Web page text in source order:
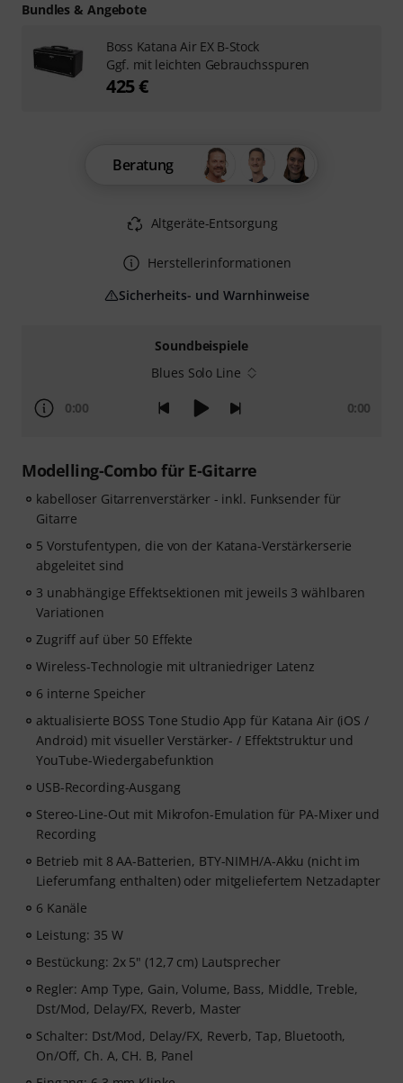
Soundbeispiele
Blues Solo Line
0:00 0:00
Modelling-Combo für E-Gitarre
kabelloser Gitarrenverstärker - inkl. Funksender für
Gitarre
5 Vorstufentypen, die von der Katana-Verstärkerserie
abgeleitet sind
3 unabhängige Effektsektionen mit jeweils 3 wählbaren
Variationen
Zugriff auf über 50 Effekte
Wireless-Technologie mit ultraniedriger Latenz
6 interne Speicher
aktualisierte BOSS Tone Studio App für Katana Air (iOS /
Android) mit visueller Verstärker- / Effektstruktur und
YouTube-Wiedergabefunktion
USB-Recording-Ausgang
Stereo-Line-Out mit Mikrofon-Emulation für PA-Mixer und
Recording
Betrieb mit 8 AA-Batterien, BTY-NIMH/A-Akku (nicht im
Lieferumfang enthalten) oder mitgeliefertem Netzadapter
6 Kanäle
Leistung: 35 W
Bestückung: 2x 5" (12,7 cm) Lautsprecher
Regler: Amp Type, Gain, Volume, Bass, Middle, Treble,
Dst/Mod, Delay/FX, Reverb, Master
Schalter: Dst/Mod, Delay/FX, Reverb, Tap, Bluetooth,
On/Off, Ch. A, CH. B, Panel
Beratung
Altgeräte-Entsorgung
Herstellerinformationen
Sicherheits- und Warnhinweise
Bundles & Angebote
Boss Katana Air EX B-Stock
Ggf. mit leichten Gebrauchsspuren
425 €